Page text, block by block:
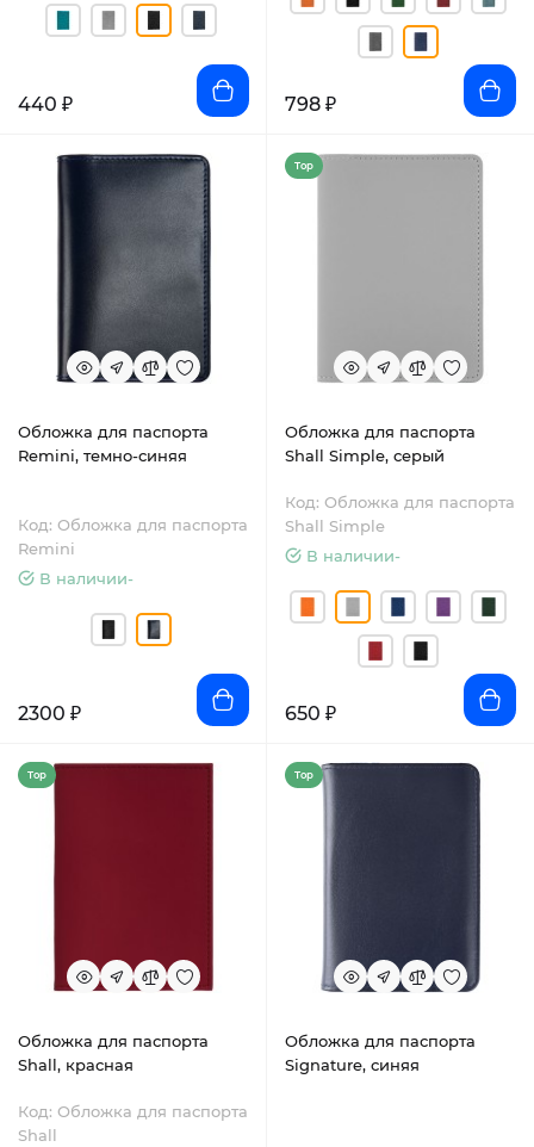
440 ₽ 798 ₽
Обложка для паспорта
Remini, темно-синяя
Код: Обложка для паспорта
Remini
В наличии-
2300 ₽
Top
Обложка для паспорта
Shall Simple, серый
Код: Обложка для паспорта
Shall Simple
В наличии-
650 ₽
Top
Обложка для паспорта
Shall, красная
Код: Обложка для паспорта
Shall
Top
Обложка для паспорта
Signature, синяя